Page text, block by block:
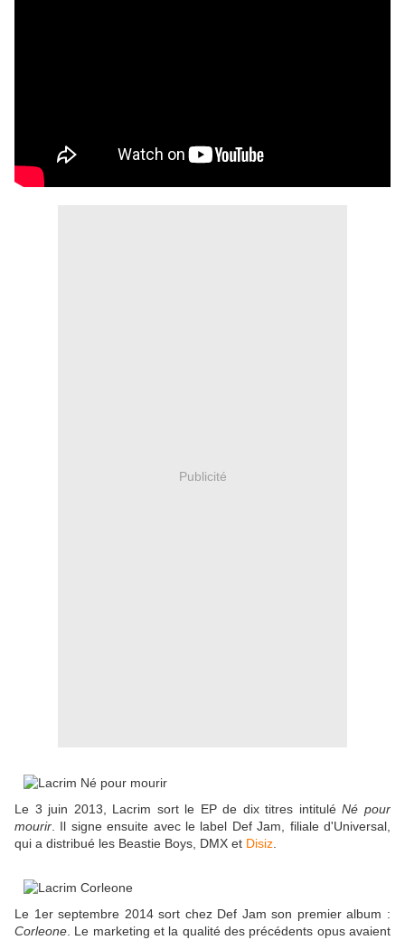
Publicité
Le 3 juin 2013, Lacrim sort le EP de dix titres intituléNé pour
mourir . Il signe ensuite avec le label Def Jam, filiale d'Universal,
qui a distribué les Beastie Boys, DMX et Disiz
Le 1er septembre 2014 sort chez Def Jam son premier album :
Corleone . Le marketing et la qualité des précédents opus avaient